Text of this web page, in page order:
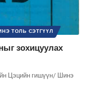
ТОЛЬ СЭТГҮҮЛ
зохицуулах
Цэцийн гишүүн/ Шинэ